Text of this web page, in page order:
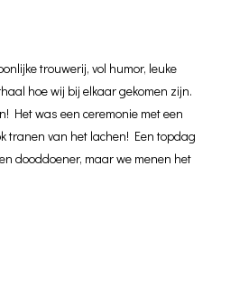
trouwerij, vol humor, leuke
hoe wij bij elkaar gekomen zijn.
Het was een ceremonie met een
tranen van het lachen! Een topdag
dooddoener, maar we menen het